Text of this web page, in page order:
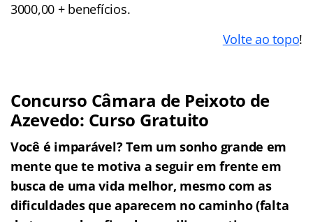
3000,00 + benefícios.
Volte ao topo!
Concurso Câmara de Peixoto de
Azevedo: Curso Gratuito
Você é imparável? Tem um sonho grande em
mente que te motiva a seguir em frente em
busca de uma vida melhor, mesmo com as
dificuldades que aparecem no caminho (falta